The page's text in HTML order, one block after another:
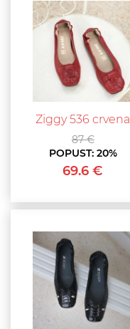
Ziggy 536 crvena
87 €
POPUST: 20%
69.6 €